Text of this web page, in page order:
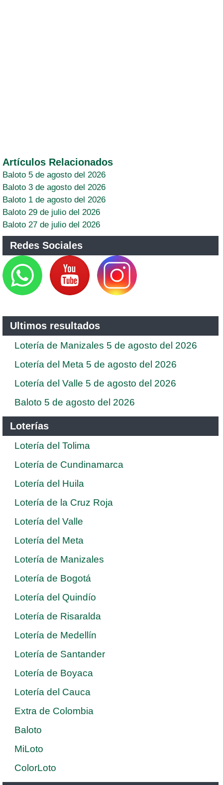
Artículos Relacionados
Baloto 5 de agosto del 2026
Baloto 3 de agosto del 2026
Baloto 1 de agosto del 2026
Baloto 29 de julio del 2026
Baloto 27 de julio del 2026
Redes Sociales
Ultimos resultados
Lotería de Manizales 5 de agosto del 2026
Lotería del Meta 5 de agosto del 2026
Lotería del Valle 5 de agosto del 2026
Baloto 5 de agosto del 2026
Loterías
Lotería del Tolima
Lotería de Cundinamarca
Lotería del Huila
Lotería de la Cruz Roja
Lotería del Valle
Lotería del Meta
Lotería de Manizales
Lotería de Bogotá
Lotería del Quindío
Lotería de Risaralda
Lotería de Medellín
Lotería de Santander
Lotería de Boyaca
Lotería del Cauca
Extra de Colombia
Baloto
MiLoto
ColorLoto